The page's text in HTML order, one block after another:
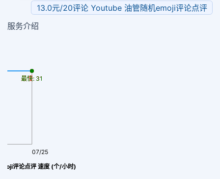
13.0元/20评论 Youtube 油管随机emoji评论点评
服务介绍
评论点评 速度 (个/小时)
07/25
最慢: 31
最快: 31